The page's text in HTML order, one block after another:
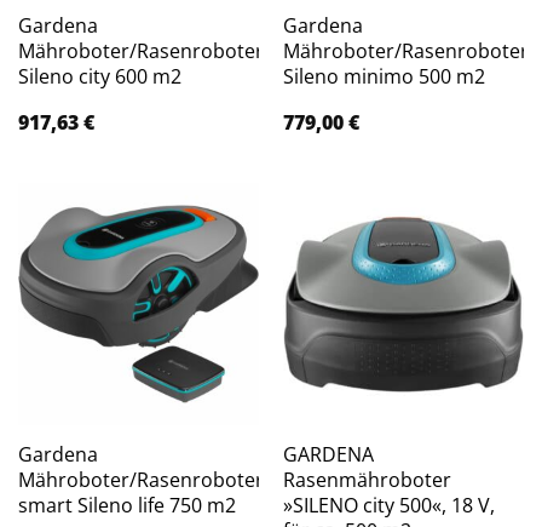
Gardena
Mähroboter/Rasenroboter
Sileno city 600 m2
917,63€
Gardena
Mähroboter/Rasenroboter
Sileno minimo 500 m2
779,00€
Gardena
Mähroboter/Rasenroboter
smart Sileno life 750 m2
GARDENA
Rasenmähroboter
»SILENO city 500«, 18 V,